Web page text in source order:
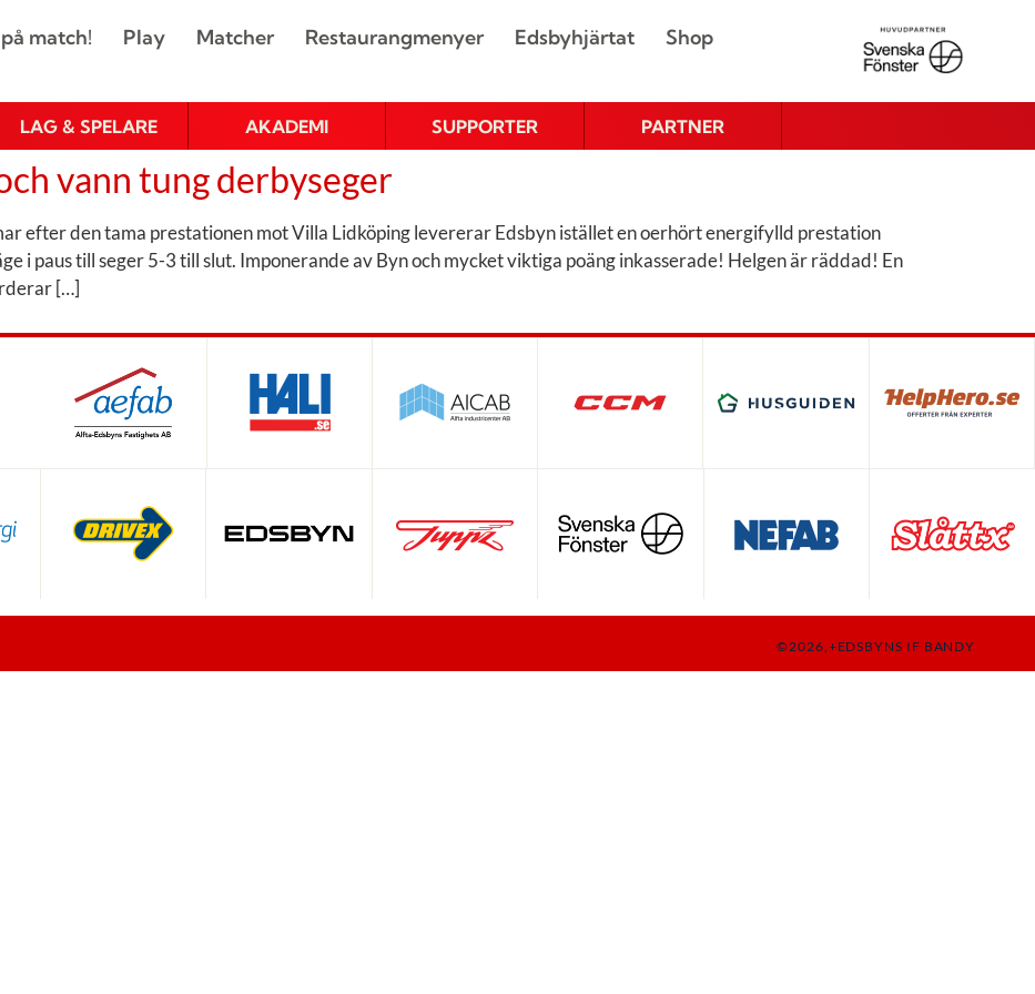
match! Play Matcher Restaurangmenyer Edsbyhjärtat
Shop
LAG & SPELARE AKADEMI SUPPORTER PARTNER
vann tung derbyseger
efter den tama prestationen mot Villa Lidköping levererar Edsbyn istället en oerhört energifylld prestation
i paus till seger 5-3 till slut. Imponerande av Byn och mycket viktiga poäng inkasserade! Helgen är räddad! En
[…]
©2026,+EDSBYNS IF BANDY